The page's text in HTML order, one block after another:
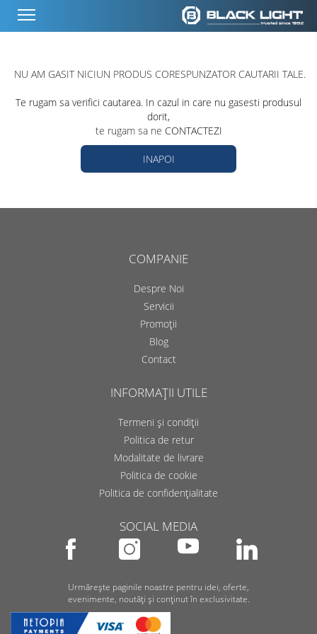
NU AM GASIT NICIUN PRODUS CORESPUNZATOR CAUTARII TALE.
Te rugam sa verifici cautarea. In cazul in care nu gasesti produsul
dorit,
te rugam sa ne CONTACTEZI
INAPOI
COMPANIE
Despre Noi
Servicii
Promoții
Blog
Contact
INFORMAȚII UTILE
Termeni și condiții
Politica de retur
Modalitate de livrare
Politica de cookie
Politica de confidențialitate
SOCIAL MEDIA
Urmărește paginile noastre pentru idei, oferte,
evenimente, noutăți și conținut în exclusivitate.